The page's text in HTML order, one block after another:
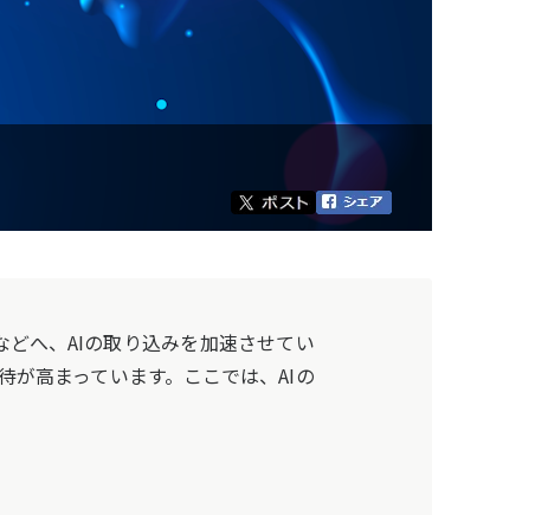
へ、AIの取り込みを加速させてい
が高まっています。ここでは、AIの